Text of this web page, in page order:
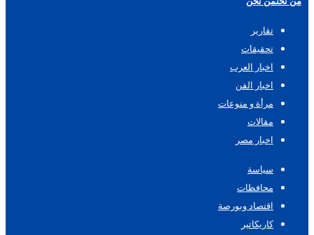
تقارير
تحقيقات
اخبار العرب
اخبار الفن
مرأة و منوعات
مقالات
اخبار مصر
سياسة
محافظات
اقتصاد وبورصة
كاريكاتير